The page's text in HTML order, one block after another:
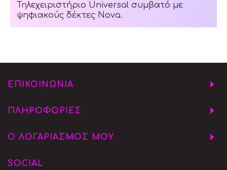
Τηλεχειριστήριο Universal συμβατό με
ψηφιακούς δέκτες Nova.
ΕΠΙΚΟΙΝΩΝΙΑ
ΠΛΗΡΟΦΟΡΙΕΣ
Ο ΛΟΓΑΡΙΑΣΜΟΣ ΜΟΥ
SOCIAL